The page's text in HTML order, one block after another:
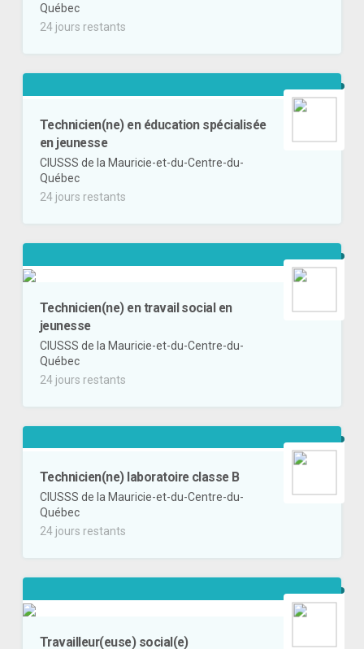
Québec
24 jours restants
Technicien(ne) en éducation spécialisée
en jeunesse
CIUSSS de la Mauricie-et-du-Centre-du-
Québec
24 jours restants
Technicien(ne) en travail social en
jeunesse
CIUSSS de la Mauricie-et-du-Centre-du-
Québec
24 jours restants
Technicien(ne) laboratoire classe B
CIUSSS de la Mauricie-et-du-Centre-du-
Québec
24 jours restants
Travailleur(euse) social(e)